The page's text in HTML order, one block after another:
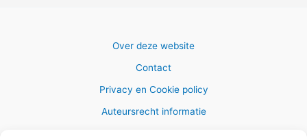
Over deze website
Contact
Privacy en Cookie policy
Auteursrecht informatie